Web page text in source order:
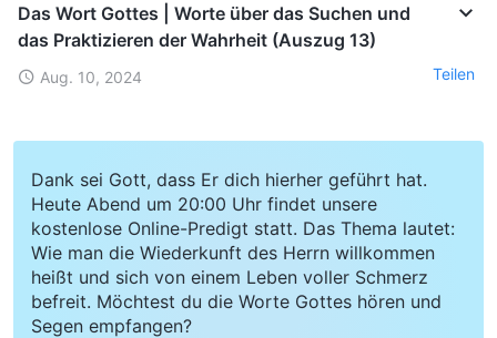
Das Wort Gottes | Worte über das Suchen und
das Praktizieren der Wahrheit (Auszug 13)
Aug. 10, 2024 Teilen
Dank sei Gott, dass Er dich hierher geführt hat.
Heute Abend um 20:00 Uhr findet unsere
kostenlose Online-Predigt statt. Das Thema lautet:
Wie man die Wiederkunft des Herrn willkommen
heißt und sich von einem Leben voller Schmerz
befreit. Möchtest du die Worte Gottes hören und
Segen empfangen?